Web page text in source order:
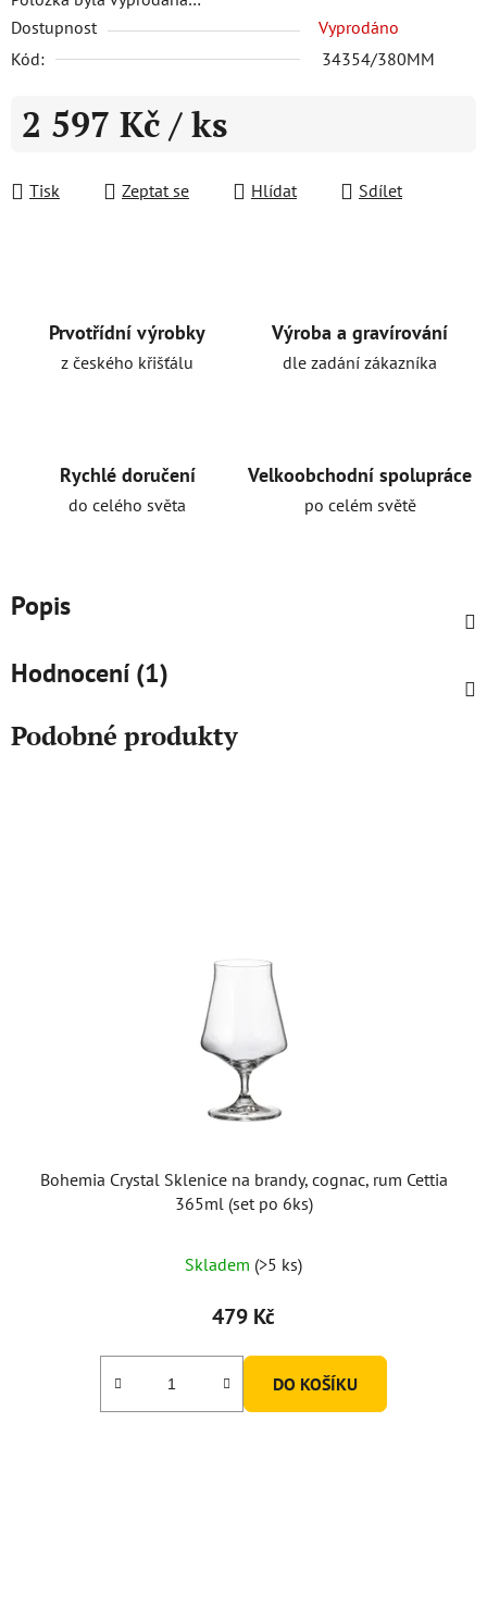
Dostupnost
Vyprodáno
Kód:
34354/380MM
2 597 Kč / ks
Tisk
Zeptat se Hlídat Sdílet
Prvotřídní výrobky
z českého křišťálu
Výroba a gravírování
dle zadání zákazníka
Rychlé doručení
do celého světa
Velkoobchodní spolupráce
po celém světě
Popis
Hodnocení (1)
Podobné produkty
Bohemia Crystal Sklenice na brandy, cognac, rum Cettia
365ml (set po 6ks)
Skladem (>5 ks)
479 Kč
DO KOŠÍKU